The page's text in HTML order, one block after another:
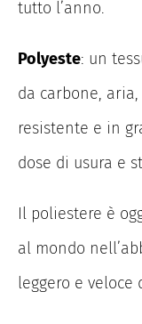
tutto l’anno.
Polyeste: un
da carbone,
resistente e in
dose di usura e
Il poliestere è
al mondo
leggero e veloce